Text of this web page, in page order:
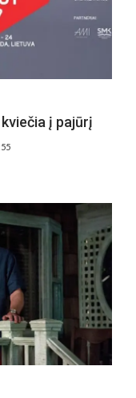
į pajūrį